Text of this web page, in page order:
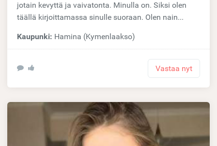
jotain kevyttä ja vaivatonta. Minulla on. Siksi olen
täällä kirjoittamassa sinulle suoraan. Olen nain...
Kaupunki: Hamina (Kymenlaakso)
Vastaa nyt